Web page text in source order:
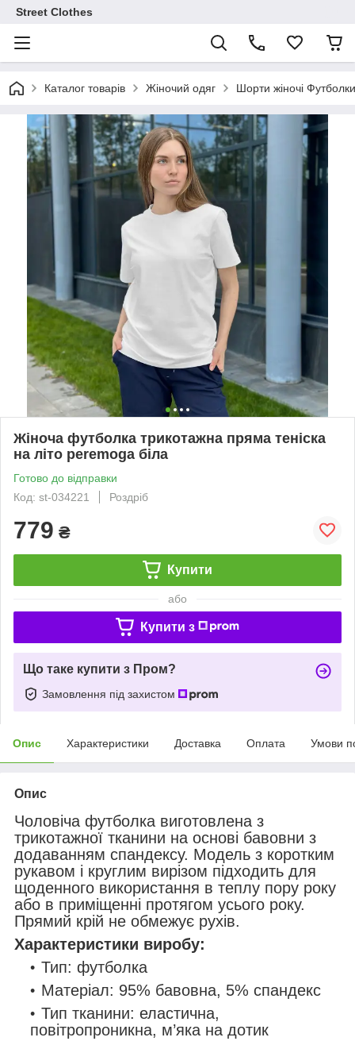
Street Clothes
Каталог товарів Жіночий одяг Шорти жіночі
Жіноча футболка трикотажна пряма теніска
на літо peremoga біла
Готово до відправки
Код: st-034221
Роздріб
779 ₴
Купити
або
Купити з
Що таке купити з Пром?
Замовлення під захистом
Опис Характеристики Доставка Оплата Умови
Опис
Чоловіча футболка виготовлена з
трикотажної тканини на основі бавовни з
додаванням спандексу. Модель з коротким
рукавом і круглим вирізом підходить для
щоденного використання в теплу пору року
або в приміщенні протягом усього року.
Прямий крій не обмежує рухів.
Характеристики виробу:
Тип: футболка
Матеріал: 95% бавовна, 5% спандекс
Тип тканини: еластична,
повітропроникна, м’яка на дотик